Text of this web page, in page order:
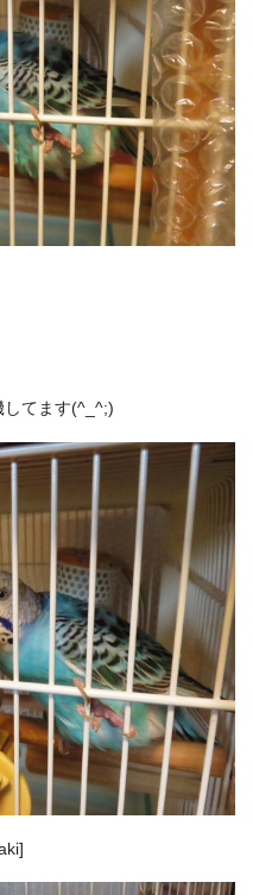
してます(^_^;)